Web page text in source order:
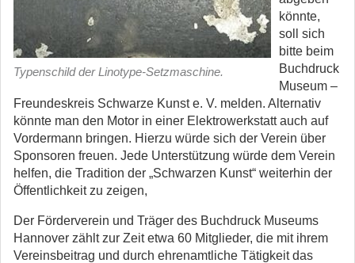
Typenschild der Linotype-Setzmaschine.
könnte,
soll sich
bitte beim
Buchdruck
Museum –
Freundeskreis Schwarze Kunst e. V. melden. Alternativ
könnte man den Motor in einer Elektrowerkstatt auch auf
Vordermann bringen. Hierzu würde sich der Verein über
Sponsoren freuen. Jede Unterstützung würde dem Verein
helfen, die Tradition der „Schwarzen Kunst“ weiterhin der
Öffentlichkeit zu zeigen,
Der Förderverein und Träger des Buchdruck Museums
Hannover zählt zur Zeit etwa 60 Mitglieder, die mit ihrem
Vereinsbeitrag und durch ehrenamtliche Tätigkeit das